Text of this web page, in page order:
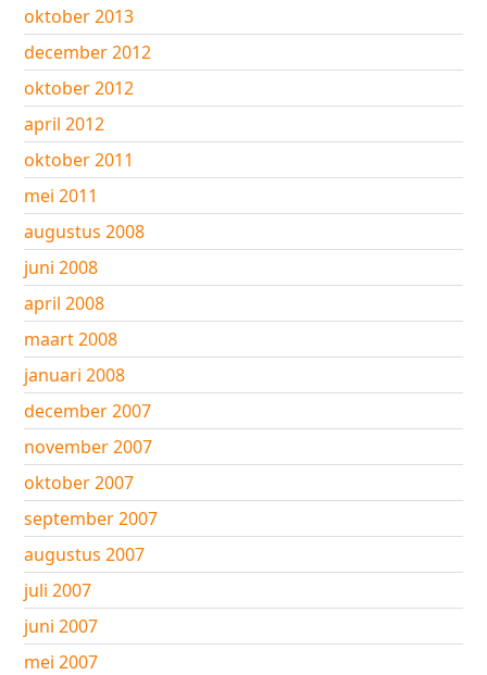
oktober 2013
december 2012
oktober 2012
april 2012
oktober 2011
mei 2011
augustus 2008
juni 2008
april 2008
maart 2008
januari 2008
december 2007
november 2007
oktober 2007
september 2007
augustus 2007
juli 2007
juni 2007
mei 2007